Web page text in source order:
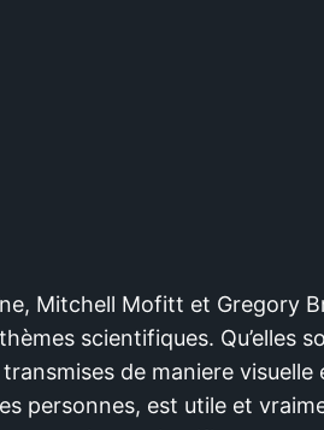
Mitchell Mofitt et Gregory
scientifiques. Qu’elles
de maniere
personnes, est utile et